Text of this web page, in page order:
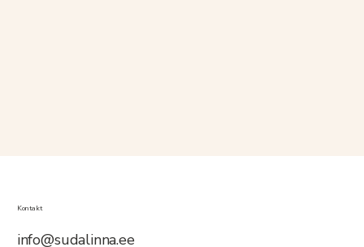
Kontakt
info@sudalinna.ee